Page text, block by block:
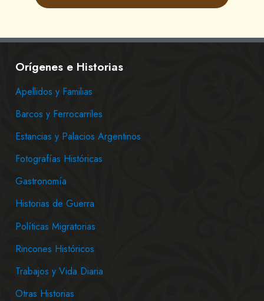
Orígenes e Historias
Apellidos y Familias
Barcos y Ferrocarriles
Estancias y Palacios Argentinos
Fotografías Históricas
Gastronomía
Historias de Guerra
Políticas Migratorias
Rincones Históricos
Trabajos y Vida Diaria
Otras Historias